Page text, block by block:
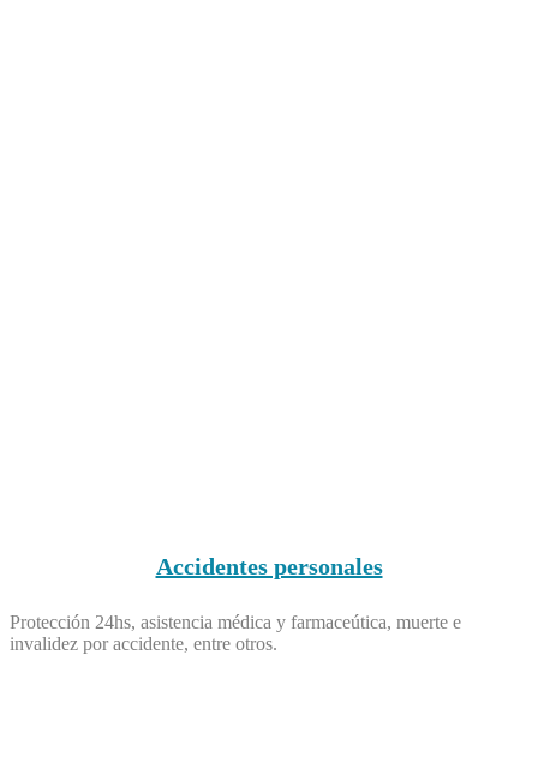
Accidentes personales
Protección 24hs, asistencia médica y farmaceútica, muerte e
invalidez por accidente, entre otros.